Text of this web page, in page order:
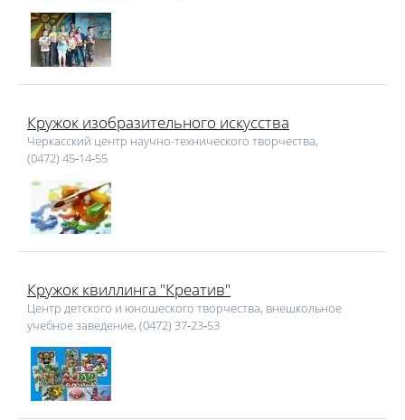
Кружок изобразительного искусства
Черкасский центр научно-технического творчества,
(0472) 45‑14‑55
Кружок квиллинга "Креатив"
Центр детского и юношеского творчества, внешкольное
учебное заведение, (0472) 37‑23‑53